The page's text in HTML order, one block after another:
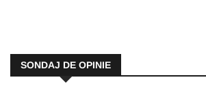
SONDAJ DE OPINIE